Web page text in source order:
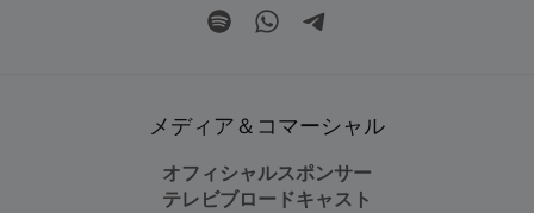
メディア＆コマーシャル
オフィシャルスポンサー
テレビブロードキャスト